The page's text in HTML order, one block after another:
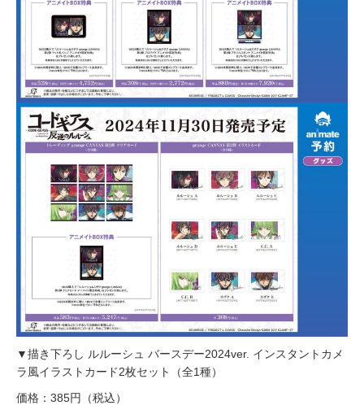
▼描き下ろし ルルーシュ バースデー2024ver. インスタントカメ
ラ風イラストカード2枚セット（全1種）
価格：385円（税込）